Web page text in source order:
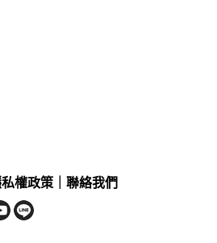
私權政策 聯絡我們